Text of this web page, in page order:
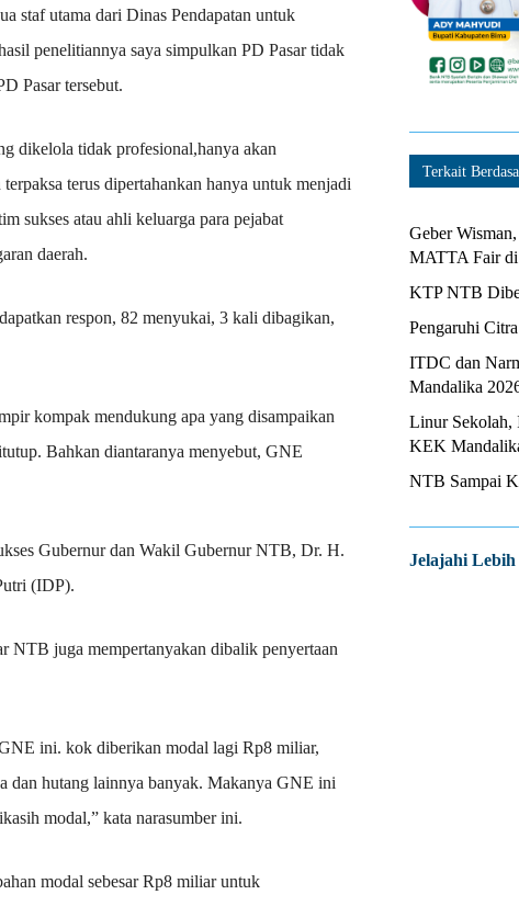
staf utama dari Dinas Pendapatan untuk
penelitiannya saya simpulkan PD Pasar tidak
Pasar tersebut.
dikelola tidak profesional,hanya akan
terus dipertahankan hanya untuk menjadi
sukses atau ahli keluarga para pejabat
daerah.
respon, 82 menyukai, 3 kali dibagikan,
kompak mendukung apa yang disampaikan
Bahkan diantaranya menyebut, GNE
Gubernur dan Wakil Gubernur NTB, Dr. H.
(IDP).
NTB juga mempertanyakan dibalik penyertaan
ini. kok diberikan modal lagi Rp8 miliar,
dan hutang lainnya banyak. Makanya GNE ini
modal,” kata narasumber ini.
modal sebesar Rp8 miliar untuk
Terkait
Geber
MATTA Fair
KTP NTB
Pengaruhi
ITDC dan
Mandalika
Linur Sekolah,
KEK
NTB Sampai
Jelajahi